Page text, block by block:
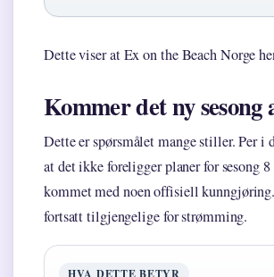
Dette viser at Ex on the Beach Norge
Kommer det ny sesong
Dette er spørsmålet mange stiller. Per i
at det ikke foreligger planer for sesong
kommet med noen offisiell
fortsatt tilgjengelige for strømming.